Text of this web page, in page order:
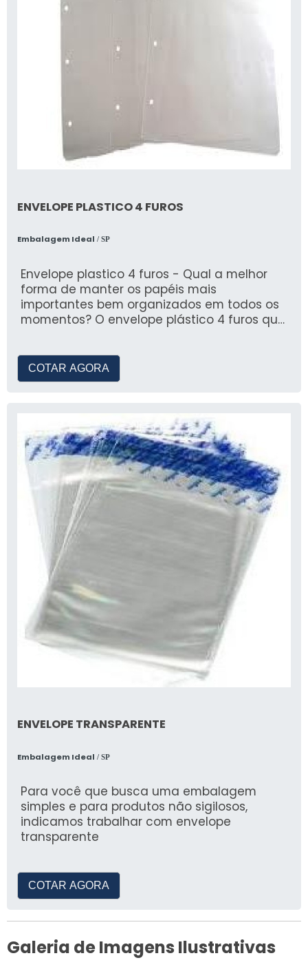
ENVELOPE PLASTICO 4 FUROS
Embalagem Ideal / SP
Envelope plastico 4 furos - Qual a melhor
forma de manter os papéis mais
importantes bem organizados em todos os
momentos? O envelope plástico 4 furos que
COTAR AGORA
ENVELOPE TRANSPARENTE
Embalagem Ideal / SP
Para você que busca uma embalagem
simples e para produtos não sigilosos,
indicamos trabalhar com envelope
transparente
COTAR AGORA
Galeria de Imagens Ilustrativas